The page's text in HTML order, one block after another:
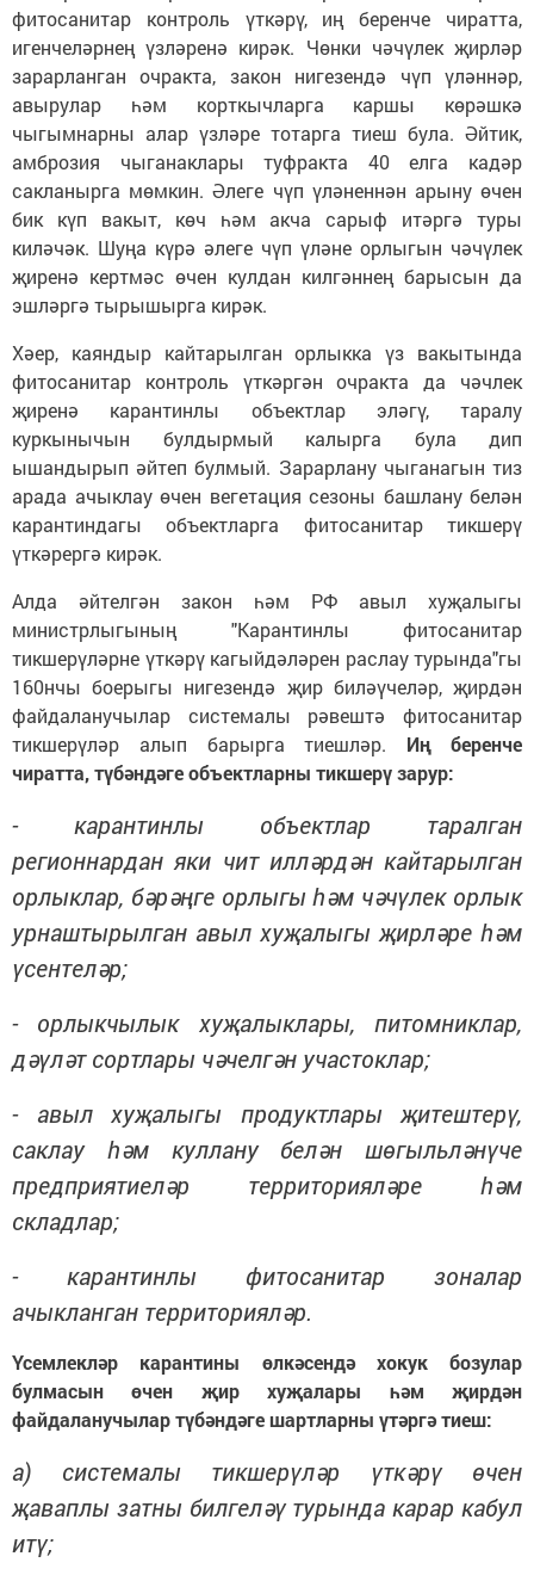
фитосанитар контроль үткәрү, иң беренче чиратта,
игенчеләрнең үзләренә кирәк. Чөнки чәчүлек җирләр
зарарланган очракта, закон нигезендә чүп үләннәр,
авырулар һәм корткычларга каршы көрәшкә
чыгымнарны алар үзләре тотарга тиеш була. Әйтик,
амброзия чыганаклары туфракта 40 елга кадәр
сакланырга мөмкин. Әлеге чүп үләненнән арыну өчен
бик күп вакыт, көч һәм акча сарыф итәргә туры
киләчәк. Шуңа күрә әлеге чүп үләне орлыгын чәчүлек
җиренә кертмәс өчен кулдан килгәннең барысын да
эшләргә тырышырга кирәк.
Хәер, каяндыр кайтарылган орлыкка үз вакытында
фитосанитар контроль үткәргән очракта да чәчлек
җиренә карантинлы объектлар эләгү, таралу
куркынычын булдырмый калырга була дип
ышандырып әйтеп булмый. Зарарлану чыганагын тиз
арада ачыклау өчен вегетация сезоны башлану белән
карантиндагы объектларга фитосанитар тикшерү
үткәрергә кирәк.
Алда әйтелгән закон һәм РФ авыл хуҗалыгы
министрлыгының "Карантинлы фитосанитар
тикшерүләрне үткәрү кагыйдәләрен раслау турында"гы
160нчы боерыгы нигезендә җир биләүчеләр, җирдән
файдаланучылар системалы рәвештә фитосанитар
тикшерүләр алып барырга тиешләр. Иң беренче
чиратта, түбәндәге объектларны тикшерү зарур:
- карантинлы объектлар таралган
регионнардан яки чит илләрдән кайтарылган
орлыклар, бәрәңге орлыгы һәм чәчүлек орлык
урнаштырылган авыл хуҗалыгы җирләре һәм
үсентеләр;
- орлыкчылык хуҗалыклары, питомниклар,
дәүләт сортлары чәчелгән участоклар;
- авыл хуҗалыгы продуктлары җитештерү,
саклау һәм куллану белән шөгыльләнүче
предприятиеләр территорияләре һәм
складлар;
- карантинлы фитосанитар зоналар
ачыкланган территорияләр.
Үсемлекләр карантины өлкәсендә хокук бозулар
булмасын өчен җир хуҗалары һәм җирдән
файдаланучылар түбәндәге шартларны үтәргә тиеш:
а) системалы тикшерүләр үткәрү өчен
җаваплы затны билгеләү турында карар кабул
итү;